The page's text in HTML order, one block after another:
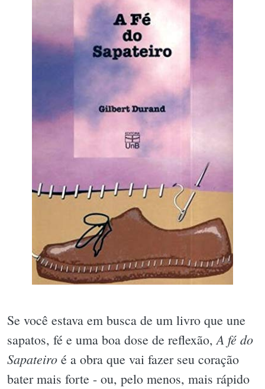
Se você estava em busca de um livro que une
sapatos, fé e uma boa dose de reflexão,A fé do
Sapateiro é a obra que vai fazer seu coração
bater mais forte - ou, pelo menos, mais rápido